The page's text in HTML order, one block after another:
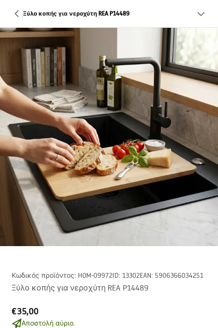
Ξύλο κοπής για νεροχύτη REA P14489
Κωδικός προϊόντος: HOM-09972ID: 13302EAN: 5906366034251
Ξύλο κοπής για νεροχύτη REA P14489
€35,00
Αποστολή αύριο.